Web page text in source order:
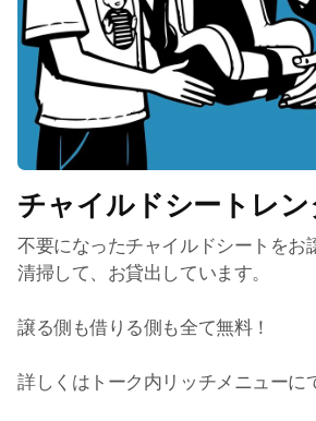
チャイルドシートレ
不要になったチャイルドシートをお
清掃して、お貸出しています。
譲る側も借りる側も全て無料！
詳しくはトーク内リッチメニューに